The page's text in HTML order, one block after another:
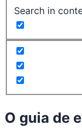
Search in
O guia de